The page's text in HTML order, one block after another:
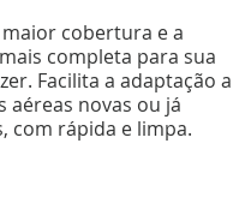
maior cobertura e a
completa para sua
Facilita a adaptação a
aéreas novas ou já
com rápida e limpa.